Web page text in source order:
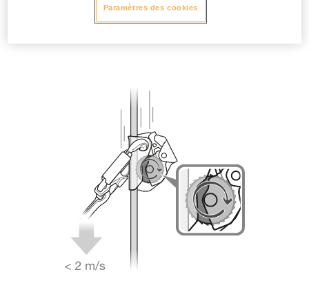
Paramètres des cookies